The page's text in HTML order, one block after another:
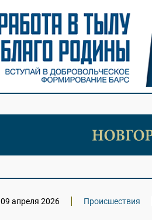
09 апреля 2026 Происшествия